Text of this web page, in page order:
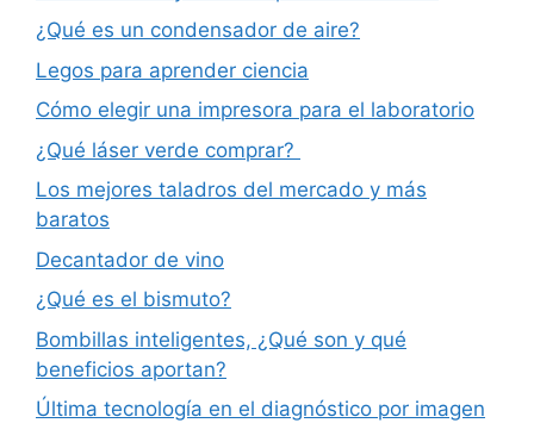
¿Qué es un condensador de aire?
Legos para aprender ciencia
Cómo elegir una impresora para el laboratorio
¿Qué láser verde comprar?
Los mejores taladros del mercado y más
baratos
Decantador de vino
¿Qué es el bismuto?
Bombillas inteligentes, ¿Qué son y qué
beneficios aportan?
Última tecnología en el diagnóstico por imagen